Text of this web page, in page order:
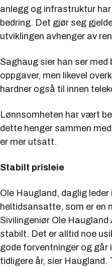
anlegg og infrastruktur
bedring. Det gjør seg
utviklingen avhenger av
Saghaug sier han ser
oppgaver, men likevel
hardner også til innen
Lønnsomheten har vært
dette henger sammen
er mer utsatt.
Stabilt prisleie
Ole Haugland, daglig
heltidsansatte, som er en
Sivilingeniør Ole
stabilt. Det er alltid noe
gode forventninger og går
tidligere år, sier Haugland.